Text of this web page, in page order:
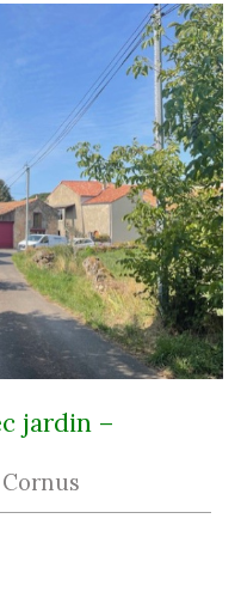
jardin –